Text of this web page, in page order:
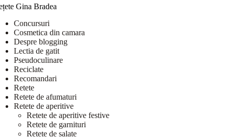
Gina Bradea
Concursuri
Cosmetica din camara
Despre blogging
Lectia de gatit
Pseudoculinare
Reciclate
Recomandari
Retete
Retete de afumaturi
Retete de aperitive
Retete de aperitive festive
Retete de garnituri
Retete de salate